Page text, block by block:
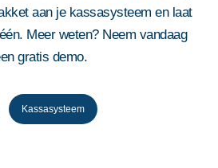
aan je kassasysteem en laat
Meer weten? Neem vandaag
gratis demo.
Kassasysteem